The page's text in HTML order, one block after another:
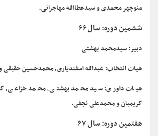
منوچهر محمدی و سیدعطاالله مهاجرانی.
ششمین دوره: سال ۶۶
دبیر: سیدمحمد بهشتی
هیات انتخاب: عبدالله اسفندیاری، محمدحسین حقیقی
هیات داوری: سید محمد بهشتی، محمد خزاعی،
کریمیان و محمدعلی نجفی.
هفتمین دوره: سال ۶۷